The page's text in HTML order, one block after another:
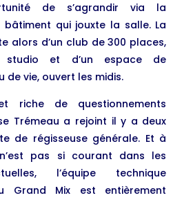
de s’agrandir via la
bâtiment qui jouxte la salle. La
alors d’un club de 300 places,
studio et d’un espace de
de vie, ouvert les midis.
riche de questionnements
Trémeau a rejoint il y a deux
de régisseuse générale. Et à
pas si courant dans les
l’équipe technique
Grand Mix est entièrement